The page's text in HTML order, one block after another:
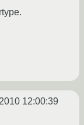
12:00:39